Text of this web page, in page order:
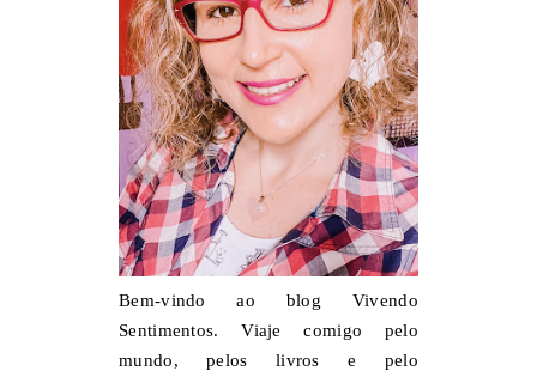
Bem-vindo ao blog Vivendo
Sentimentos. Viaje comigo pelo
mundo, pelos livros e pelo